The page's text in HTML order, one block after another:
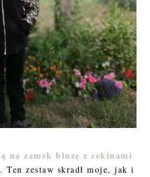
na zamek bluzę z cekinami
. Ten zestaw skradł moje, jak i